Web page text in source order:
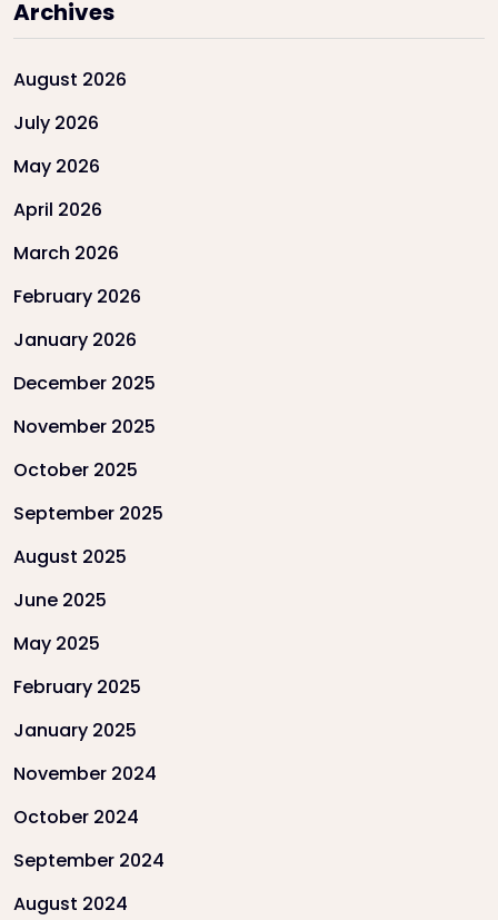
Archives
August 2026
July 2026
May 2026
April 2026
March 2026
February 2026
January 2026
December 2025
November 2025
October 2025
September 2025
August 2025
June 2025
May 2025
February 2025
January 2025
November 2024
October 2024
September 2024
August 2024